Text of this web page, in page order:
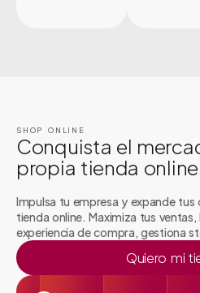
SHOP ONLINE
Conquista el
propia tienda online
Impulsa tu empresa y expande
tienda online. Maximiza tus
experiencia de compra, gestiona
Quiero mi